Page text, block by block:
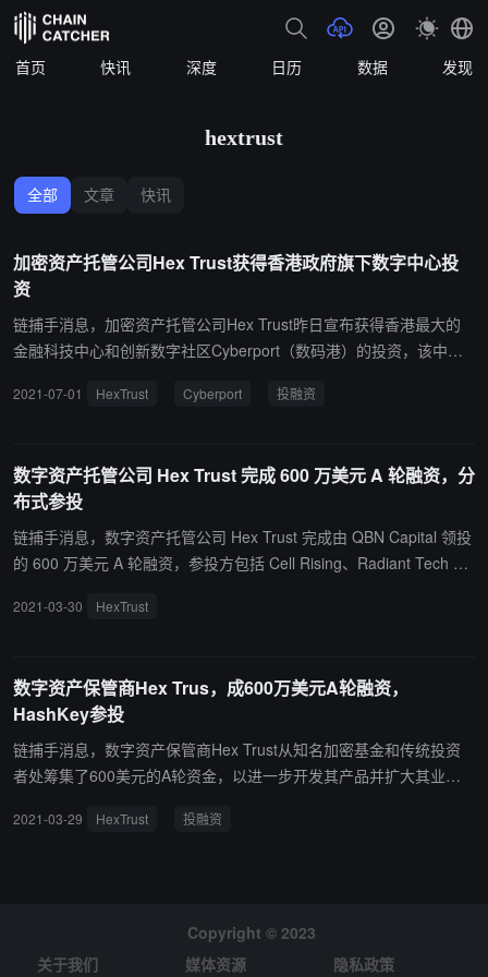
首页 快讯 深度 日历 数据 发现
hextrust
全部 文章 快讯
加密资产托管公司Hex Trust获得香港政府旗下数字中心投
资
链捕手消息，加密资产托管公司Hex Trust昨日宣布获得香港最大的
金融科技中心和创新数字社区Cyberport（数码港）的投资，该中心
队招聘及加强许可框架。此外，Hex Trust称计划进军欧洲市场，目
托管和资金管理服务。此前3月，Hex Trust 完成由 QBN Capital 领
投的 600 万美元 A 轮融资，参投方包括 Cell Rising、Radiant Tech
Ventures、Kenetic Capital、HashKey、MD Labs、分布式资本、Bo
rderless Capital、Genesis Block Ventures 和 Henri Arslanian。（来
2021-07-01 HexTrust Cyberport 投融资
数字资产托管公司 Hex Trust 完成 600 万美元 A 轮融资，分
布式参投
链捕手消息，数字资产托管公司 Hex Trust 完成由 QBN Capital 领投
的 600 万美元 A 轮融资，参投方包括 Cell Rising、Radiant Tech Ve
erless Capital、Genesis Block Ventures 和 Henri Arslanian。 Hex T
平台 Hex Safe。（Coindesk）
2021-03-30 HexTrust
数字资产保管商Hex Trus，成600万美元A轮融资，
HashKey参投
链捕手消息，数字资产保管商Hex Trust从知名加密基金和传统投资
者处筹集了600美元的A轮资金，以进一步开发其产品并扩大其业务
adiant Tech Ventures，Kenetic Capital，HashKey，MD Labs，Fen
2021-03-29 HexTrust 投融资
Copyright © 2023
关于我们
媒体资源 隐私政策